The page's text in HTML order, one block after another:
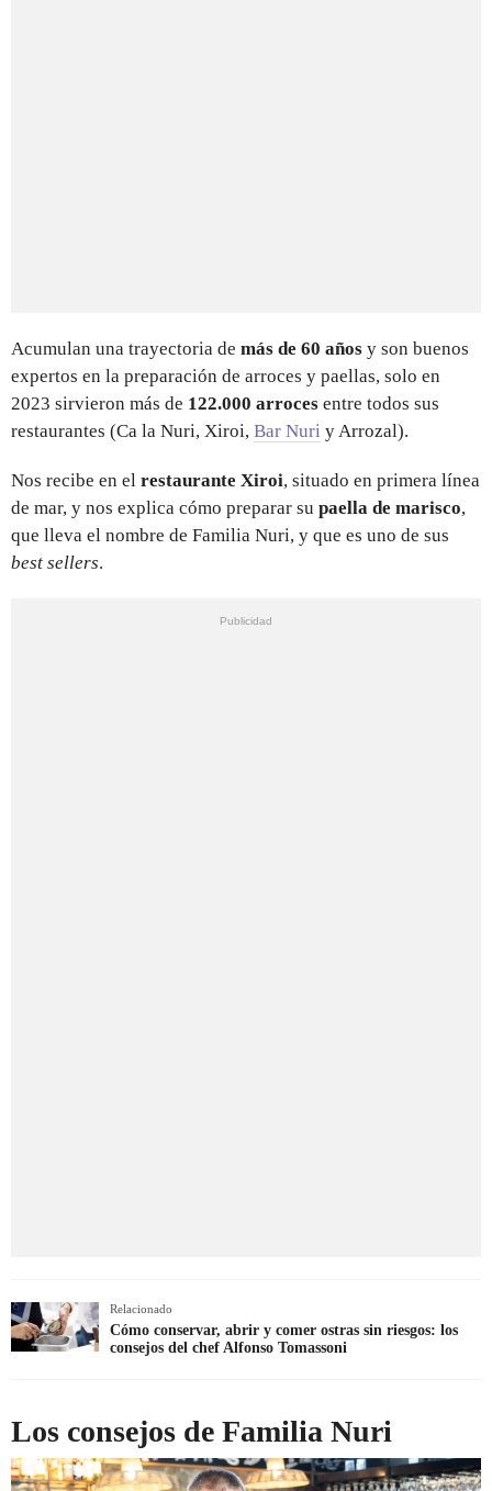
Acumulan una trayectoria de más de 60 años y son buenos
expertos en la preparación de arroces y paellas, solo en
2023 sirvieron más de 122.000 arroces entre todos sus
restaurantes (Ca la Nuri, Xiroi, Bar Nuri y Arrozal).
Nos recibe en el restaurante Xiroi, situado en primera línea
de mar, y nos explica cómo preparar su paella de marisco,
que lleva el nombre de Familia Nuri, y que es uno de sus
best sellers.
Relacionado
Cómo conservar, abrir y comer ostras sin riesgos: los
consejos del chef Alfonso Tomassoni
Los consejos de Familia Nuri